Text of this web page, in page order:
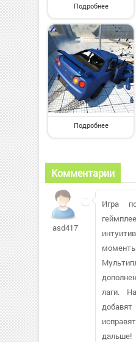
Подробнее
Подробнее
Комментарии
asd417
Игра
лаги.
дальше!